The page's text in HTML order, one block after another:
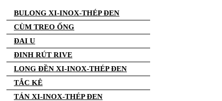
BULONG XI-INOX-THÉP ĐEN
CÙM TREO ỐNG
ĐAI U
ĐINH RÚT RIVE
LONG ĐỀN XI-INOX-THÉP ĐEN
TẮC KÊ
TÁN XI-INOX-THÉP ĐEN